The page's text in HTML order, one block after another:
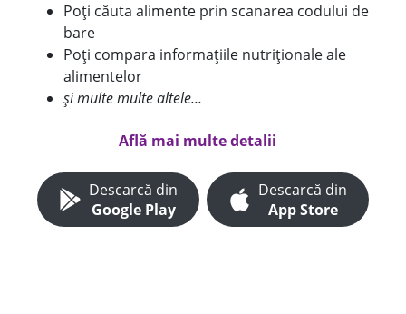
Poți căuta alimente prin scanarea codului de
bare
Poți compara informațiile nutriționale ale
alimentelor
și multe multe altele...
Află mai multe detalii
Descarcă din
Google Play
Descarcă din
App Store